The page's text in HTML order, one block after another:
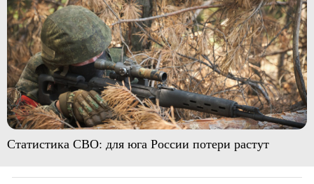
Статистика СВО: для юга России потери растут